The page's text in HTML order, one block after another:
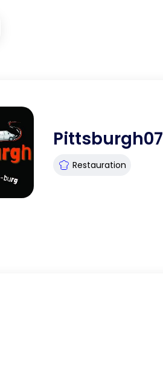
Pittsburgh07
Restauration